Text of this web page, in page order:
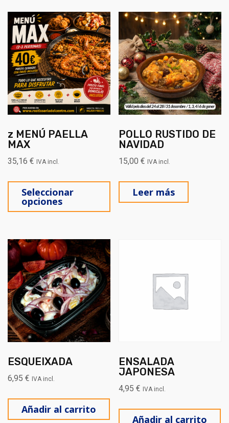
z MENÚ PAELLA
MAX
35,16 € IVA incl.
Seleccionar
opciones
Este producto tiene
POLLO RUSTIDO DE
NAVIDAD
15,00€ IVA incl.
Leer más
ESQUEIXADA
6,95 € IVA incl.
Añadir al carrito
ENSALADA
JAPONESA
4,95€ IVA incl.
Añadir al carrito